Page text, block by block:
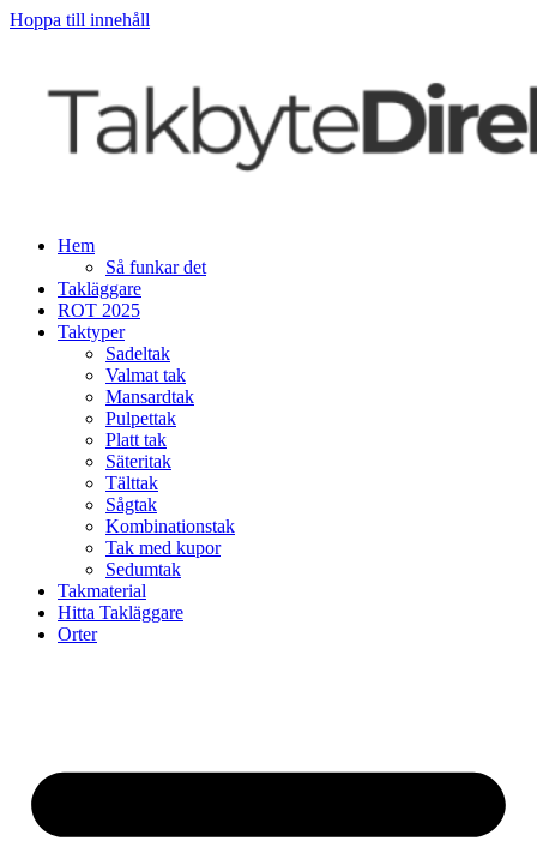
Hoppa till innehåll
Hem
Så funkar det
Takläggare
ROT 2025
Taktyper
Sadeltak
Valmat tak
Mansardtak
Pulpettak
Platt tak
Säteritak
Tälttak
Sågtak
Kombinationstak
Tak med kupor
Sedumtak
Takmaterial
Hitta Takläggare
Orter